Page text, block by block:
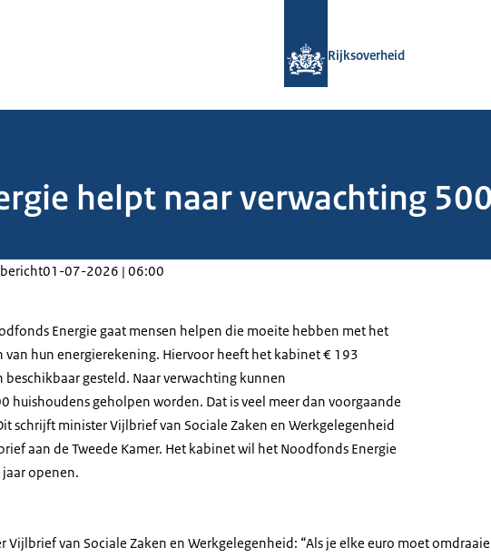
Rijksoverheid
helpt naar verwachting
01-07-2026 | 06:00
Energie gaat mensen helpen die moeite hebben met het
van hun energierekening. Hiervoor heeft het kabinet € 193
beschikbaar gesteld. Naar verwachting kunnen
huishoudens geholpen worden. Dat is veel meer dan voorgaande
schrijft minister Vijlbrief van Sociale Zaken en Werkgelegenheid
aan de Tweede Kamer. Het kabinet wil het Noodfonds Energie
openen.
Vijlbrief van Sociale Zaken en Werkgelegenheid: “Als je elke euro moet